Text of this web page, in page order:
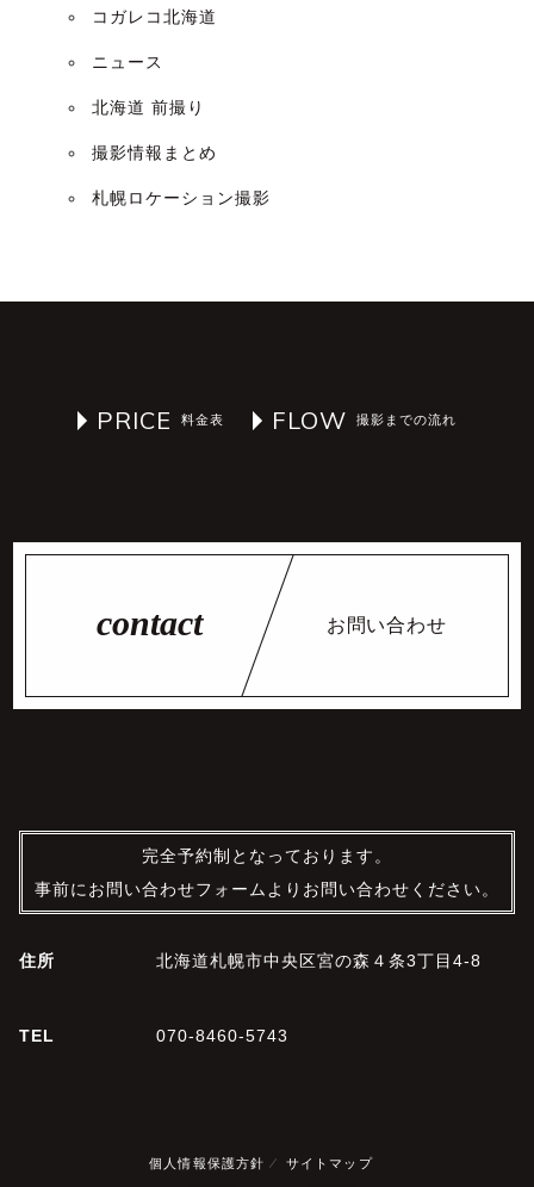
コガレコ北海道
ニュース
北海道 前撮り
撮影情報まとめ
札幌ロケーション撮影
PRICE FLOW
お問い合わせ
完全予約制となっております。
事前にお問い合わせフォームよりお問い合わせください。
住所 北海道札幌市中央区宮の森４条3丁目4-8
TEL 070-8460-5743
個人情報保護方針 サイトマップ